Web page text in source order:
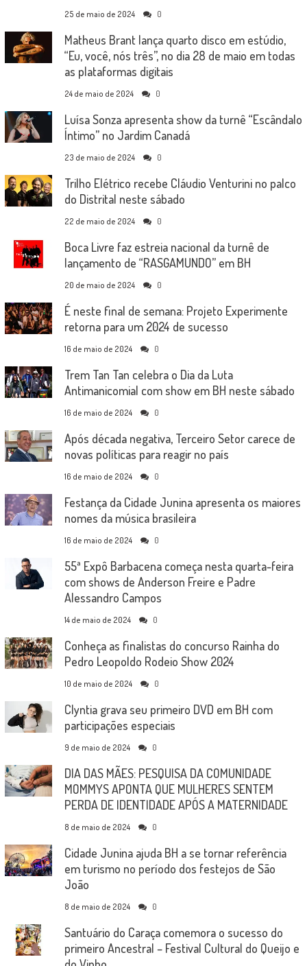
25 de maio de 2024 0
Matheus Brant lança quarto disco em estúdio,
“Eu, você, nós três”, no dia 28 de maio em todas
as plataformas digitais
24 de maio de 2024 0
Luísa Sonza apresenta show da turnê “Escândalo
Íntimo” no Jardim Canadá
23 de maio de 2024 0
Trilho Elétrico recebe Cláudio Venturini no palco
do Distrital neste sábado
22 de maio de 2024 0
Boca Livre faz estreia nacional da turnê de
lançamento de “RASGAMUNDO” em BH
20 de maio de 2024 0
É neste final de semana: Projeto Experimente
retorna para um 2024 de sucesso
16 de maio de 2024 0
Trem Tan Tan celebra o Dia da Luta
Antimanicomial com show em BH neste sábado
16 de maio de 2024 0
Após década negativa, Terceiro Setor carece de
novas políticas para reagir no país
16 de maio de 2024 0
Festança da Cidade Junina apresenta os maiores
nomes da música brasileira
16 de maio de 2024 0
55ª Expô Barbacena começa nesta quarta-feira
com shows de Anderson Freire e Padre
Alessandro Campos
14 de maio de 2024 0
Conheça as finalistas do concurso Rainha do
Pedro Leopoldo Rodeio Show 2024
10 de maio de 2024 0
Clyntia grava seu primeiro DVD em BH com
participações especiais
9 de maio de 2024 0
DIA DAS MÃES: PESQUISA DA COMUNIDADE
MOMMYS APONTA QUE MULHERES SENTEM
PERDA DE IDENTIDADE APÓS A MATERNIDADE
8 de maio de 2024 0
Cidade Junina ajuda BH a se tornar referência
em turismo no período dos festejos de São
João
8 de maio de 2024 0
Santuário do Caraça comemora o sucesso do
primeiro Ancestral – Festival Cultural do Queijo e